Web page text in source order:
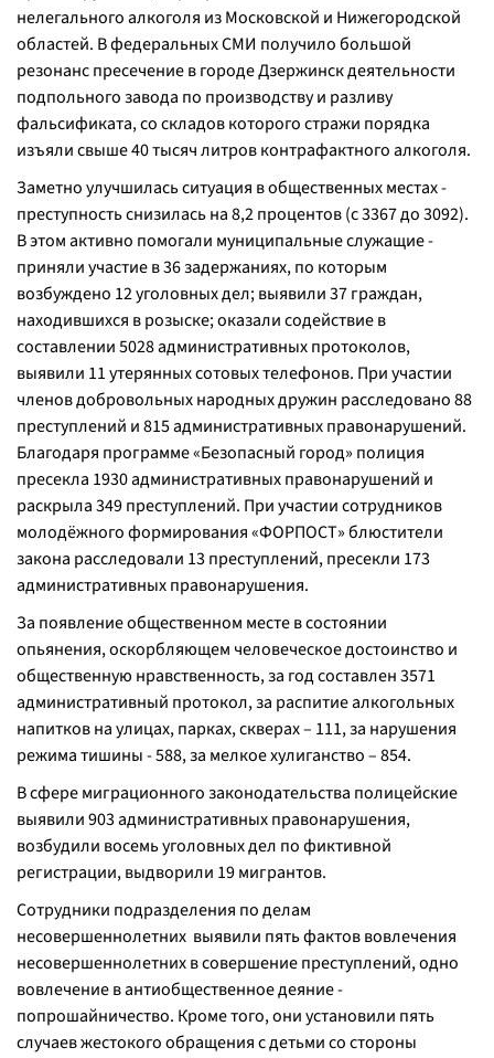
нелегального алкоголя из Московской и Нижегородской
областей. В федеральных СМИ получило большой
резонанс пресечение в городе Дзержинск деятельности
подпольного завода по производству и разливу
фальсификата, со складов которого стражи порядка
изъяли свыше 40 тысяч литров контрафактного алкоголя.
Заметно улучшилась ситуация в общественных местах -
преступность снизилась на 8,2 процентов (с 3367 до 3092).
В этом активно помогали муниципальные служащие -
приняли участие в 36 задержаниях, по которым
возбуждено 12 уголовных дел; выявили 37 граждан,
находившихся в розыске; оказали содействие в
составлении 5028 административных протоколов,
выявили 11 утерянных сотовых телефонов. При участии
членов добровольных народных дружин расследовано 88
преступлений и 815 административных правонарушений.
Благодаря программе «Безопасный город» полиция
пресекла 1930 административных правонарушений и
раскрыла 349 преступлений. При участии сотрудников
молодёжного формирования «ФОРПОСТ» блюстители
закона расследовали 13 преступлений, пресекли 173
административных правонарушения.
За появление общественном месте в состоянии
опьянения, оскорбляющем человеческое достоинство и
общественную нравственность, за год составлен 3571
административный протокол, за распитие алкогольных
напитков на улицах, парках, скверах – 111, за нарушения
режима тишины - 588, за мелкое хулиганство – 854.
В сфере миграционного законодательства полицейские
выявили 903 административных правонарушения,
возбудили восемь уголовных дел по фиктивной
регистрации, выдворили 19 мигрантов.
Сотрудники подразделения по делам
несовершеннолетних выявили пять фактов вовлечения
несовершеннолетних в совершение преступлений, одно
вовлечение в антиобщественное деяние -
попрошайничество. Кроме того, они установили пять
случаев жестокого обращения с детьми со стороны